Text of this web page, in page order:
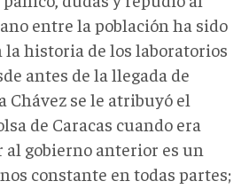
entre la población ha sido
la historia de los laboratorios
antes de la llegada de
Chávez se le atribuyó el
de Caracas cuando era
al gobierno anterior es un
constante en todas partes;